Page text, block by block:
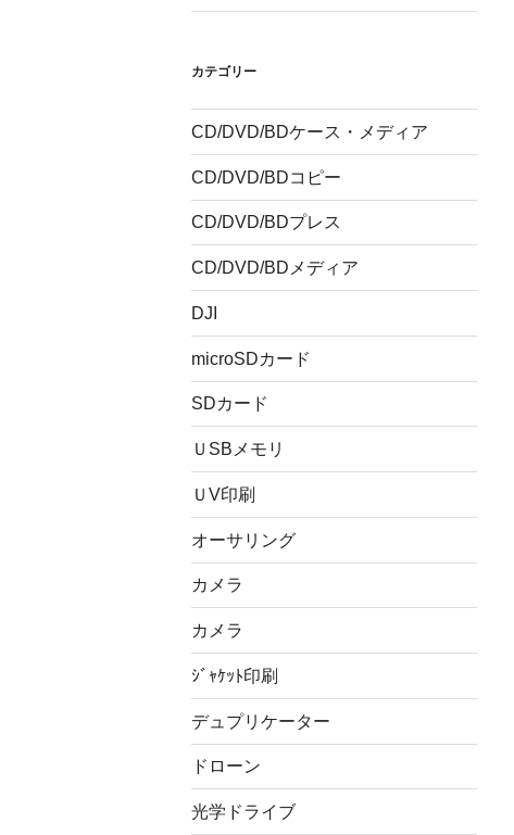
カテゴリー
CD/DVD/BDケース・メディア
CD/DVD/BDコピー
CD/DVD/BDプレス
CD/DVD/BDメディア
DJI
microSDカード
SDカード
ＵSBメモリ
ＵV印刷
オーサリング
カメラ
カメラ
ｼﾞｬｹｯﾄ印刷
デュプリケーター
ドローン
光学ドライブ